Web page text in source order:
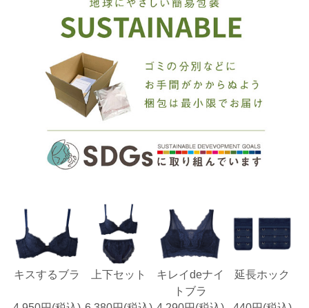
キスするブラ 上下セット
キレイdeナイ
トブラ
延長ホック